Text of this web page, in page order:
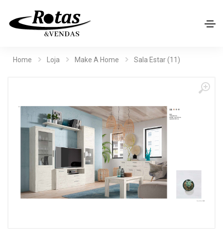
Home Loja Make A Home Sala Estar (11)